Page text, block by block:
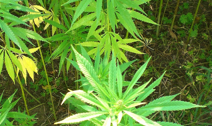
NUOVA FRONTIERA DEL FOTOVOLTAICO "PLUG & PLAY" CHE